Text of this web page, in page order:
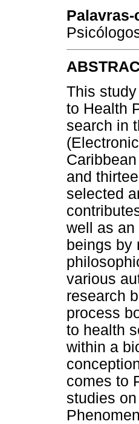
Palavras-
This
to Health
search in
and
selected
well as an
beings by
various
research
process
to health
within a
comes to
studies